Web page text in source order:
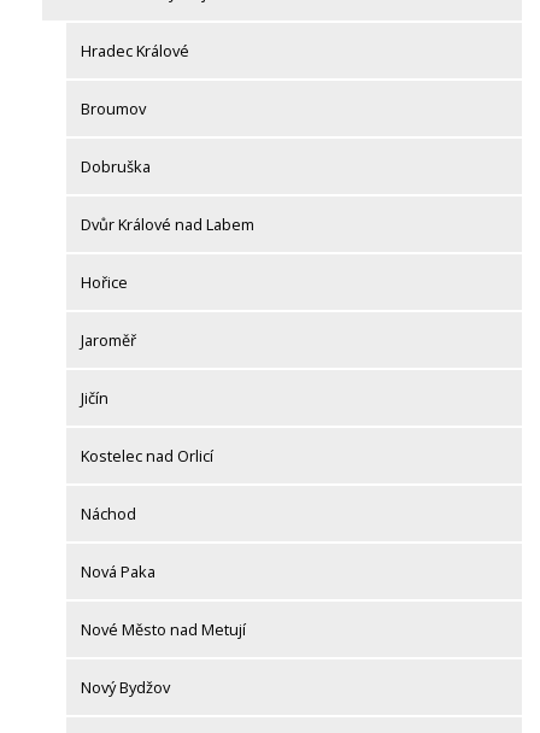
Hradec Králové
Broumov
Dobruška
Dvůr Králové nad Labem
Hořice
Jaroměř
Jičín
Kostelec nad Orlicí
Náchod
Nová Paka
Nové Město nad Metují
Nový Bydžov